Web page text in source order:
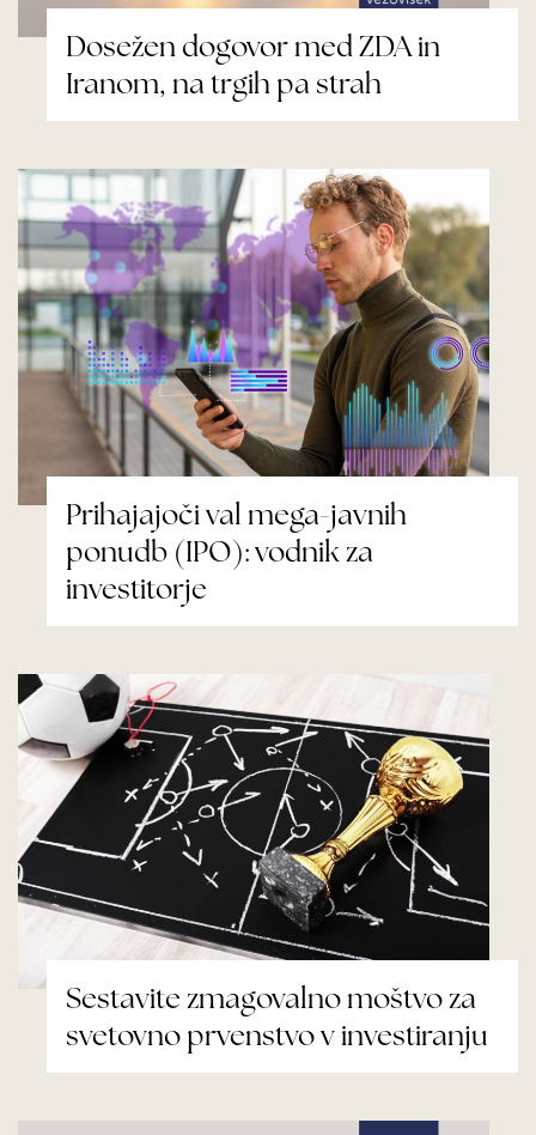
Dosežen dogovor med ZDA in
Iranom, na trgih pa strah
Prihajajoči val mega-javnih
ponudb (IPO): vodnik za
investitorje
Sestavite zmagovalno moštvo za
svetovno prvenstvo v investiranju